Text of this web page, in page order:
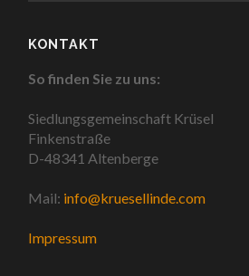
KONTAKT
So finden Sie zu uns:
Siedlungsgemeinschaft Krüsel
Finkenstraße
D-48341 Altenberge
Mail: info@kruesellinde.com
Impressum